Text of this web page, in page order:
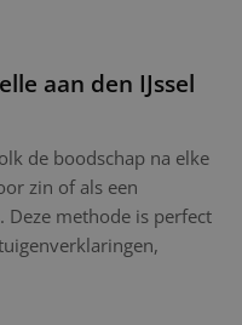
aan den IJssel
de boodschap na elke
zin of als een
Deze methode is perfect